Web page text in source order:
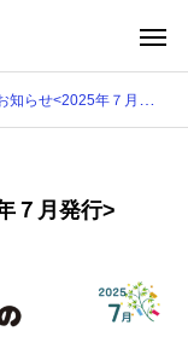
らせ<2025年７月発行>
７月発行>